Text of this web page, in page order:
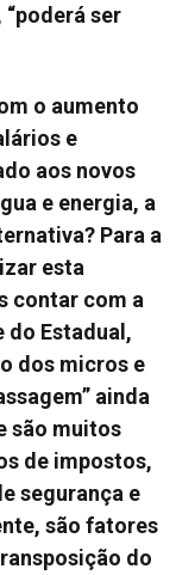
ser
o aumento
e
aos novos
e energia, a
Para a
esta
contar com a
do Estadual,
dos micros e
ainda
são muitos
de impostos,
segurança e
são fatores
do